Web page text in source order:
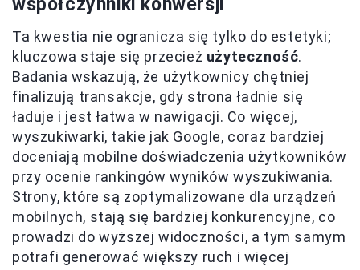
współczynniki konwersji
Ta kwestia nie ogranicza się tylko do estetyki;
kluczowa staje się przecież użyteczność.
Badania wskazują, że użytkownicy chętniej
finalizują transakcje, gdy strona ładnie się
ładuje i jest łatwa w nawigacji. Co więcej,
wyszukiwarki, takie jak Google, coraz bardziej
doceniają mobilne doświadczenia użytkowników
przy ocenie rankingów wyników wyszukiwania.
Strony, które są zoptymalizowane dla urządzeń
mobilnych, stają się bardziej konkurencyjne, co
prowadzi do wyższej widoczności, a tym samym
potrafi generować większy ruch i więcej